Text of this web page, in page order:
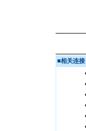
■相关连接